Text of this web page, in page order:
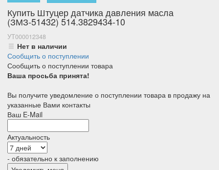
Купить Штуцер датчика давления масла
(ЗМЗ-51432) 514.3829434-10
УТ000012348
Нет в наличии
Сообщить о поступлении
Сообщить о поступлении товара
Ваша просьба принята!
Вы получите уведомление о поступлении товара в продажу на
указанные Вами контакты
Ваш E-Mail
Актуальность
- обязательно к заполнению